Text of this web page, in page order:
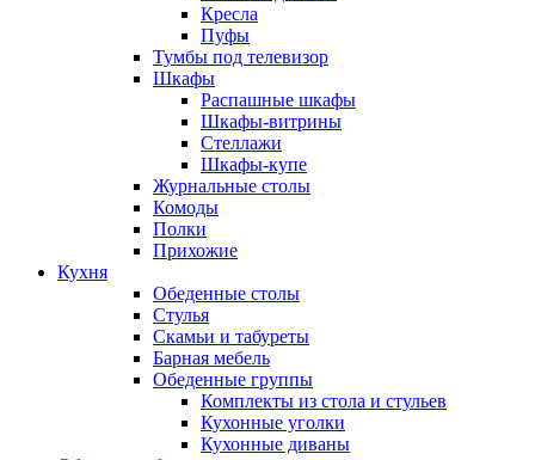
Кресла
Пуфы
Тумбы под телевизор
Шкафы
Распашные шкафы
Шкафы-витрины
Стеллажи
Шкафы-купе
Журнальные столы
Комоды
Полки
Прихожие
Кухня
Обеденные столы
Стулья
Скамьи и табуреты
Барная мебель
Обеденные группы
Комплекты из стола и стульев
Кухонные уголки
Кухонные диваны